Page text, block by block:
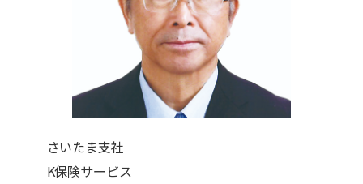
さいたま支社
K保険サービス